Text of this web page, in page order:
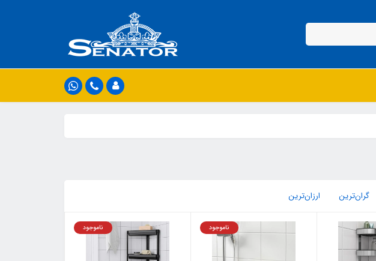
گران‌ترین ارزان‌ترین
ناموجود ناموجود